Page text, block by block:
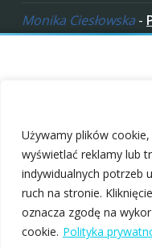
Używamy plików
wyświetlać reklamy lub
indywidualnych potrzeb
ruch na stronie.
oznacza zgodę na
cookie. Polityka
Poznajmy się:
Mederski radzi jak
Monika Ciesłowska -
w „czeskich
Copyright ©